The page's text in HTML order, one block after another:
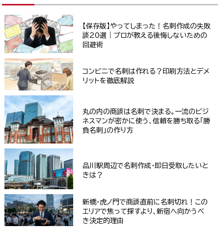
【保存版】やってしまった！名刺作成の失敗
談20選｜プロが教える後悔しないための
回避術
コンビニで名刺は作れる？印刷方法とデメ
リットを徹底解説
丸の内の商談は名刺で決まる。一流のビジ
ネスマンが密かに使う、信頼を勝ち取る「勝
負名刺」の作り方
品川駅周辺で名刺作成・即日受取したいと
きは？
新橋・虎ノ門で商談直前に名刺切れ！この
エリアで焦って探すより、新宿へ向かうべ
き決定的理由